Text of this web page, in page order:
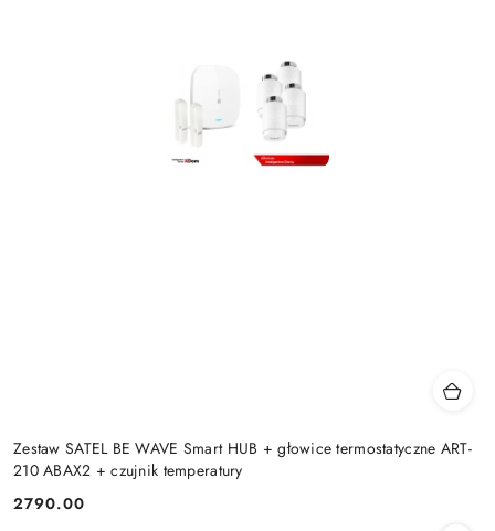
Zestaw SATEL BE WAVE Smart HUB + głowice termostatyczne ART-
210 ABAX2 + czujnik temperatury
Cena:
2790.00